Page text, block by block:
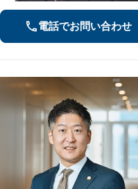
電話でお問い合わせ